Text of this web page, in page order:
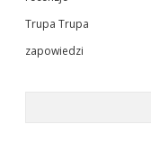
Trupa Trupa
zapowiedzi